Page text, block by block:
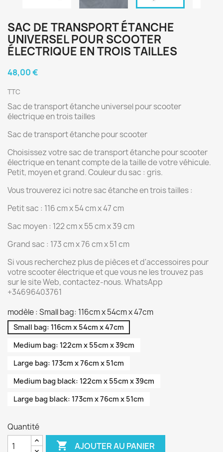
SAC DE TRANSPORT ÉTANCHE
UNIVERSEL POUR SCOOTER
ÉLECTRIQUE EN TROIS TAILLES
48,00 €
TTC
Sac de transport étanche universel pour scooter
électrique en trois tailles
Sac de transport étanche pour scooter
Choisissez votre sac de transport étanche pour scooter
électrique en tenant compte de la taille de votre véhicule.
Petit, moyen et grand. Couleur du sac : gris.
Vous trouverez ici notre sac étanche en trois tailles :
Petit sac : 116 cm x 54 cm x 47 cm
Sac moyen : 122 cm x 55 cm x 39 cm
Grand sac : 173 cm x 76 cm x 51 cm
Si vous recherchez plus de pièces et d'accessoires pour
votre scooter électrique et que vous ne les trouvez pas
sur le site Web, contactez-nous. WhatsApp
+34696403761
modèle : Small bag: 116cm x 54cm x 47cm
Small bag: 116cm x 54cm x 47cm
Medium bag: 122cm x 55cm x 39cm
Large bag: 173cm x 76cm x 51cm
Medium bag black: 122cm x 55cm x 39cm
Large bag black: 173cm x 76cm x 51cm
Quantité
 AJOUTER AU PANIER